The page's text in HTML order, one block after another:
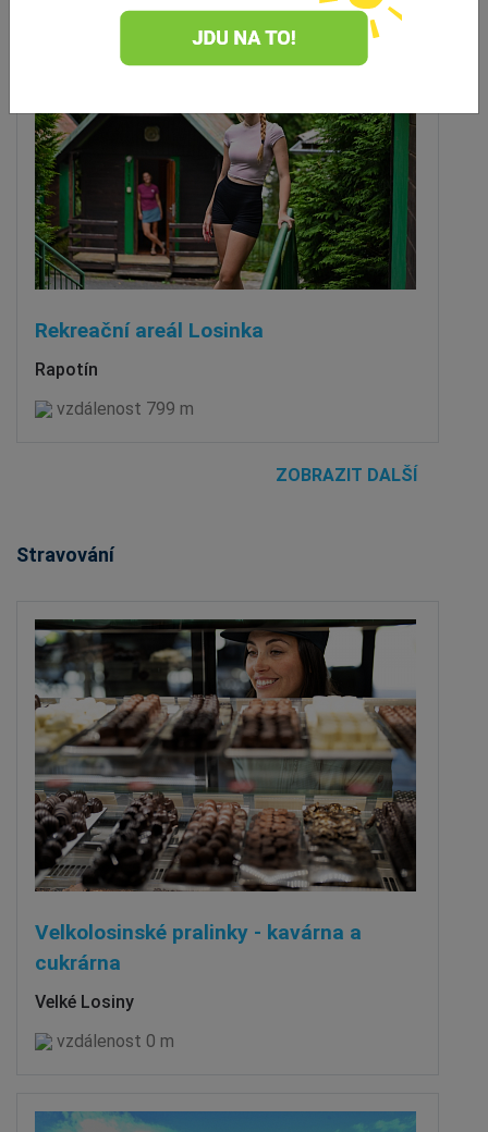
Rekreační areál Losinka
Rapotín
vzdálenost 799 m
ZOBRAZIT DALŠÍ
Stravování
Velkolosinské pralinky - kavárna a
cukrárna
Velké Losiny
vzdálenost 0 m